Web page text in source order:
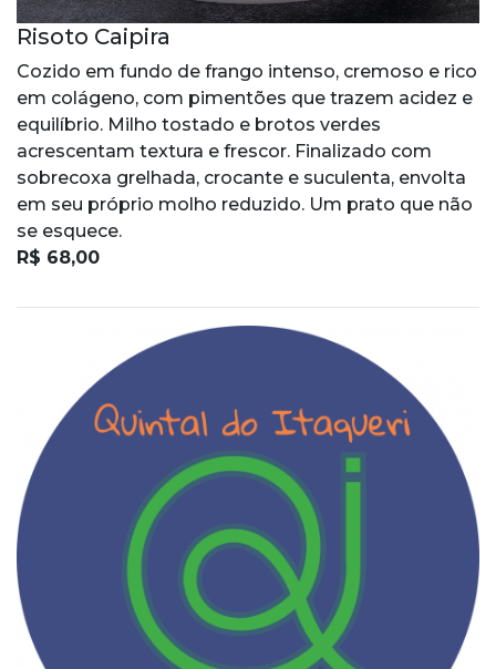
Risoto Caipira
Cozido em fundo de frango intenso, cremoso e rico
em colágeno, com pimentões que trazem acidez e
equilíbrio. Milho tostado e brotos verdes
acrescentam textura e frescor. Finalizado com
sobrecoxa grelhada, crocante e suculenta, envolta
em seu próprio molho reduzido. Um prato que não
se esquece.
R$ 68,00